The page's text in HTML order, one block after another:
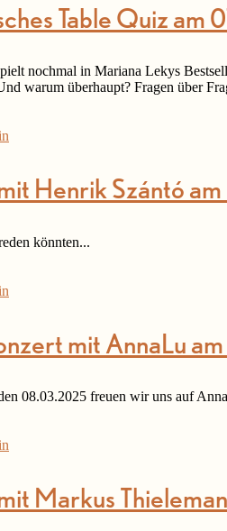
Table Quiz am
nochmal in Mariana Lekys
warum überhaupt? Fragen über
Henrik Szántó
könnten...
mit AnnaLu
08.03.2025 freuen wir uns auf
Markus